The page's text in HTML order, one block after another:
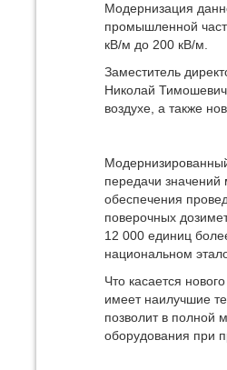
Модернизация
промышленной
кВ/м до 200 кВ/м.
Заместитель
Николай
воздухе, а также
передачи
обеспечения
поверочных
12 000 единиц
национальном
Что касается
имеет наилучшие
позволит в полной
оборудования при